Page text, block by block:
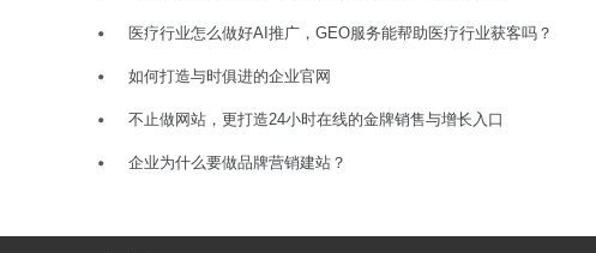
医疗行业怎么做好AI推广，GEO服务能帮助医疗行业获客吗？
如何打造与时俱进的企业官网
不止做网站，更打造24小时在线的金牌销售与增长入口
企业为什么要做品牌营销建站？